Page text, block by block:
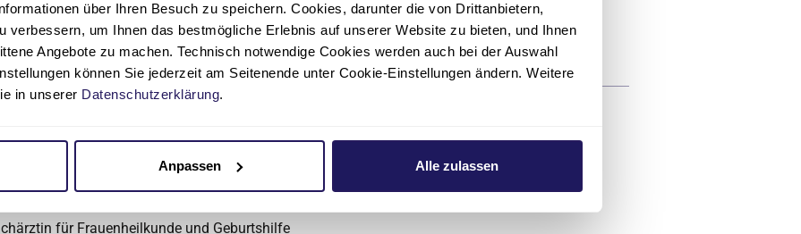
über Ihren Besuch zu speichern. Cookies, darunter die von Drittanbietern,
verbessern, um Ihnen das bestmögliche Erlebnis auf unserer Website zu bieten, und Ihnen
Angebote zu machen. Technisch notwendige Cookies werden auch bei der Auswahl
können Sie jederzeit am Seitenende unter Cookie-Einstellungen ändern. Weitere
in unserer Datenschutzerklärung.
Anpassen Alle zulassen
Tsangouri
Evangelisches Krankenhaus Paul Gerhardt Stift | Klinik für Gynäkologie und Geburtshilfe
für Frauenheilkunde und Geburtshilfe